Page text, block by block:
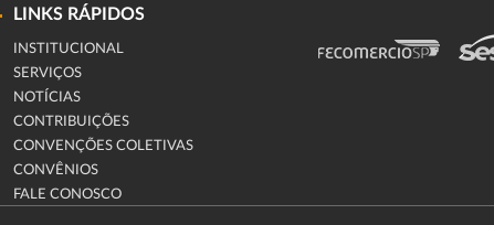
LINKS RÁPIDOS
INSTITUCIONAL
SERVIÇOS
NOTÍCIAS
CONTRIBUIÇÕES
CONVENÇÕES COLETIVAS
CONVÊNIOS
FALE CONOSCO